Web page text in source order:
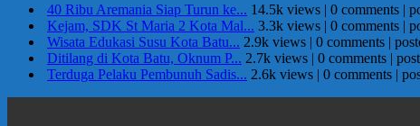
40 Ribu Aremania Siap Turun ke... 14.5k views | 0 comments |
Kejam, SDK St Maria 2 Kota Mal... 3.3k views | 0 comments |
Wisata Edukasi Susu Kota Batu... 2.9k views | 0 comments |
Ditilang di Kota Batu, Oknum P... 2.7k views | 0 comments |
Terduga Pelaku Pembunuh Sadis... 2.6k views | 0 comments |